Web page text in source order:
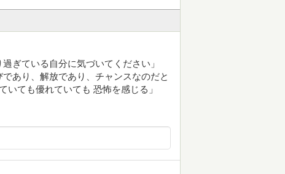
ぎている自分に気づいてください」
あり、解放であり、チャンスなのだと
いても優れていても 恐怖を感じる」